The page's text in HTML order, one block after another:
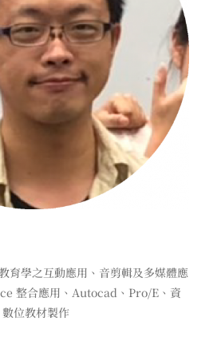
育學之互動應用、音剪輯及多媒體應
整合應用、Autocad、Pro/E、資
位教材製作